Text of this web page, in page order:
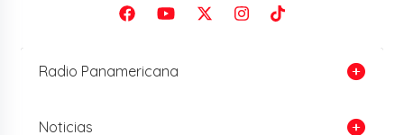
Radio Panamericana
Noticias